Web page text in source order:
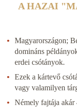
A HAZAI
Magyarországon;
domináns
erdei csótányok.
Ezek a kártevő
vagy valamilyen
Némely fajtája akár